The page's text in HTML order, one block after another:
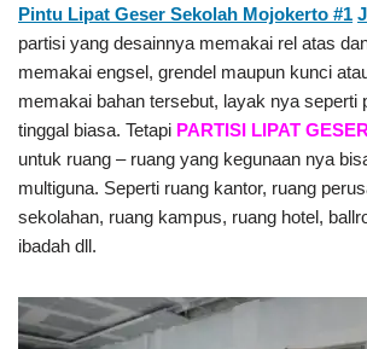
Pintu Lipat Geser Sekolah Mojokerto #1
partisi yang desainnya memakai rel atas
memakai engsel, grendel maupun kunci
memakai bahan tersebut, layak nya seperti
tinggal biasa. Tetapi PARTISI LIPAT GESER
untuk ruang – ruang yang kegunaan nya
multiguna. Seperti ruang kantor, ruang
sekolahan, ruang kampus, ruang hotel,
ibadah dll.